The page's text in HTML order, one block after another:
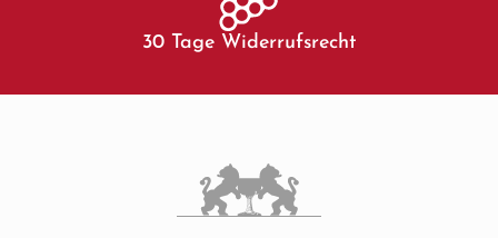
30 Tage Widerrufsrecht